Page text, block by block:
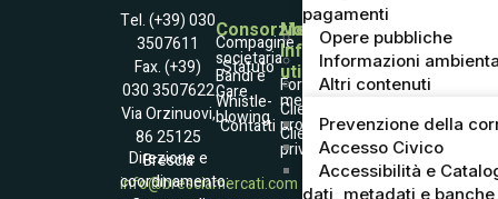
pagamenti
Opere pubbliche
Informazioni
Altri contenuti
Prevenzione della
Accesso Civico
Accessibilità e
dati, metadati e
Tel. (+39) 030
3507611
Fax. (+39)
030 3507622
Via Orzinuovi,
86 25125
Brescia
info@bresciamercati.com
Direzione e
coordinamento:
Consorzio
Compagine
societaria
Statuto
Bandi e
Gare
Whistle­
blowing
Contatti
Mercato
Informazioni
utili
Fornitori
merce
Clienti
professionali
Clienti
privati
Società
Trasparente
Informativa
Raccolta dati
Coockies Policy
Dati e contatto
DPO